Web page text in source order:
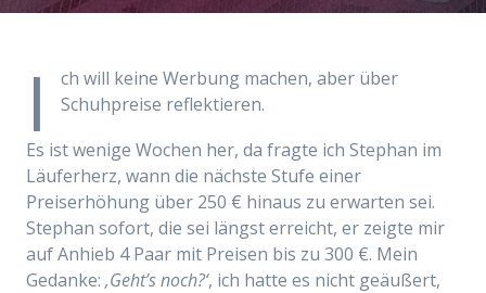
I ch will keine Werbung machen, aber über
Schuhpreise reflektieren.
Es ist wenige Wochen her, da fragte ich Stephan im
Läuferherz, wann die nächste Stufe einer
Preiserhöhung über 250 € hinaus zu erwarten sei.
Stephan sofort, die sei längst erreicht, er zeigte mir
auf Anhieb 4 Paar mit Preisen bis zu 300 €. Mein
Gedanke: ‚Geht’s noch?‘, ich hatte es nicht geäußert,